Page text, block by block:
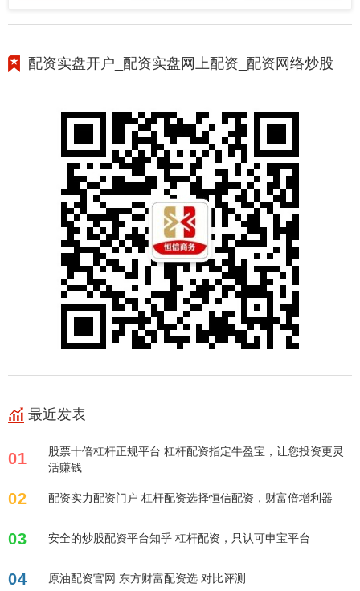
配资实盘开户_配资实盘网上配资_配资网络炒股
最近发表
01
股票十倍杠杆正规平台 杠杆配资指定牛盈宝，让您投资更灵
活赚钱
02 配资实力配资门户 杠杆配资选择恒信配资，财富倍增利器
03 安全的炒股配资平台知乎 杠杆配资，只认可申宝平台
04 原油配资官网 东方财富配资选 对比评测